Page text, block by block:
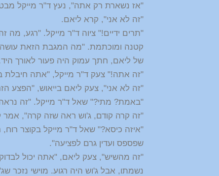
"אז נשארת רק אתה", נעץ ד"ר מייקל
"זה לא אני", קרא ליאם.
"תרים ידיים!" ציוה ד"ר מייקל. "רגע,
קטנה ומוכתמת. "מה המגבת הזאת
של ליאם, חתך עמוק היה פעור לאורך
"זה אתה!" צעק ד"ר מייקל, "אתה חיבלת
"זה לא אני", צעק ליאם בייאוש, "הפצע
"באמת? מתי?" שאל ד"ר מייקל. "זה נראה
"זה קרה קודם, ג'וש ראה שזה קרה",
"איזה כיסא?" שאל ד"ר מייקל בקוצר
שפספס ועדין גרם לפציעה".
"זה מהשיש", צעק ליאם, "אתה יכול
נשמתו, אבל ג'וש היה רגוע. מוישי נזכר